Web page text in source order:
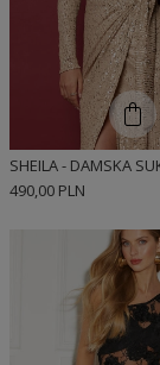
490,00 PLN